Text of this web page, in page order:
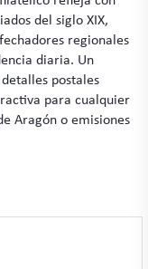
del siglo XIX,
regionales
diaria. Un
postales
para cualquier
Aragón o emisiones